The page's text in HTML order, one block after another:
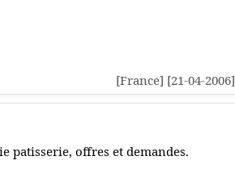
[France] [21-04-2006]
patisserie, offres et demandes.